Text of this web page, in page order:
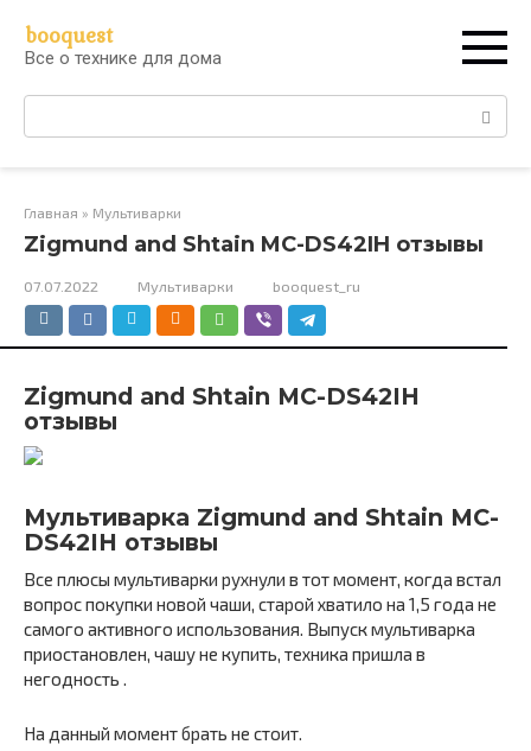
контенту
booquest
Все о технике для дома
Поиск:
Главная » Мультиварки
Zigmund and Shtain MC-DS42IH отзывы
07.07.2022 Мультиварки booquest_ru
Zigmund and Shtain MC-DS42IH
отзывы
Мультиварка Zigmund and Shtain MC-
DS42IH отзывы
Все плюсы мультиварки рухнули в тот момент, когда встал
вопрос покупки новой чаши, старой хватило на 1,5 года не
самого активного использования. Выпуск мультиварка
приостановлен, чашу не купить, техника пришла в
негодность .
На данный момент брать не стоит.